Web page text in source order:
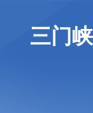
三门